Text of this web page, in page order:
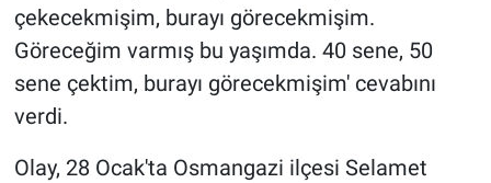
çekecekmişim, burayı görecekmişim.
Göreceğim varmış bu yaşımda. 40 sene, 50
sene çektim, burayı görecekmişim' cevabını
verdi.
Olay, 28 Ocak'ta Osmangazi ilçesi Selamet